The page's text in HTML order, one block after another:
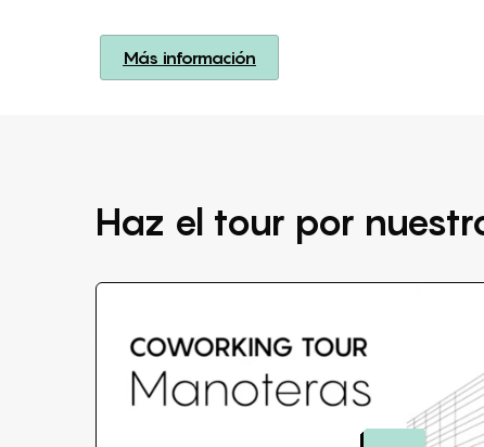
Más información
Haz el tour por